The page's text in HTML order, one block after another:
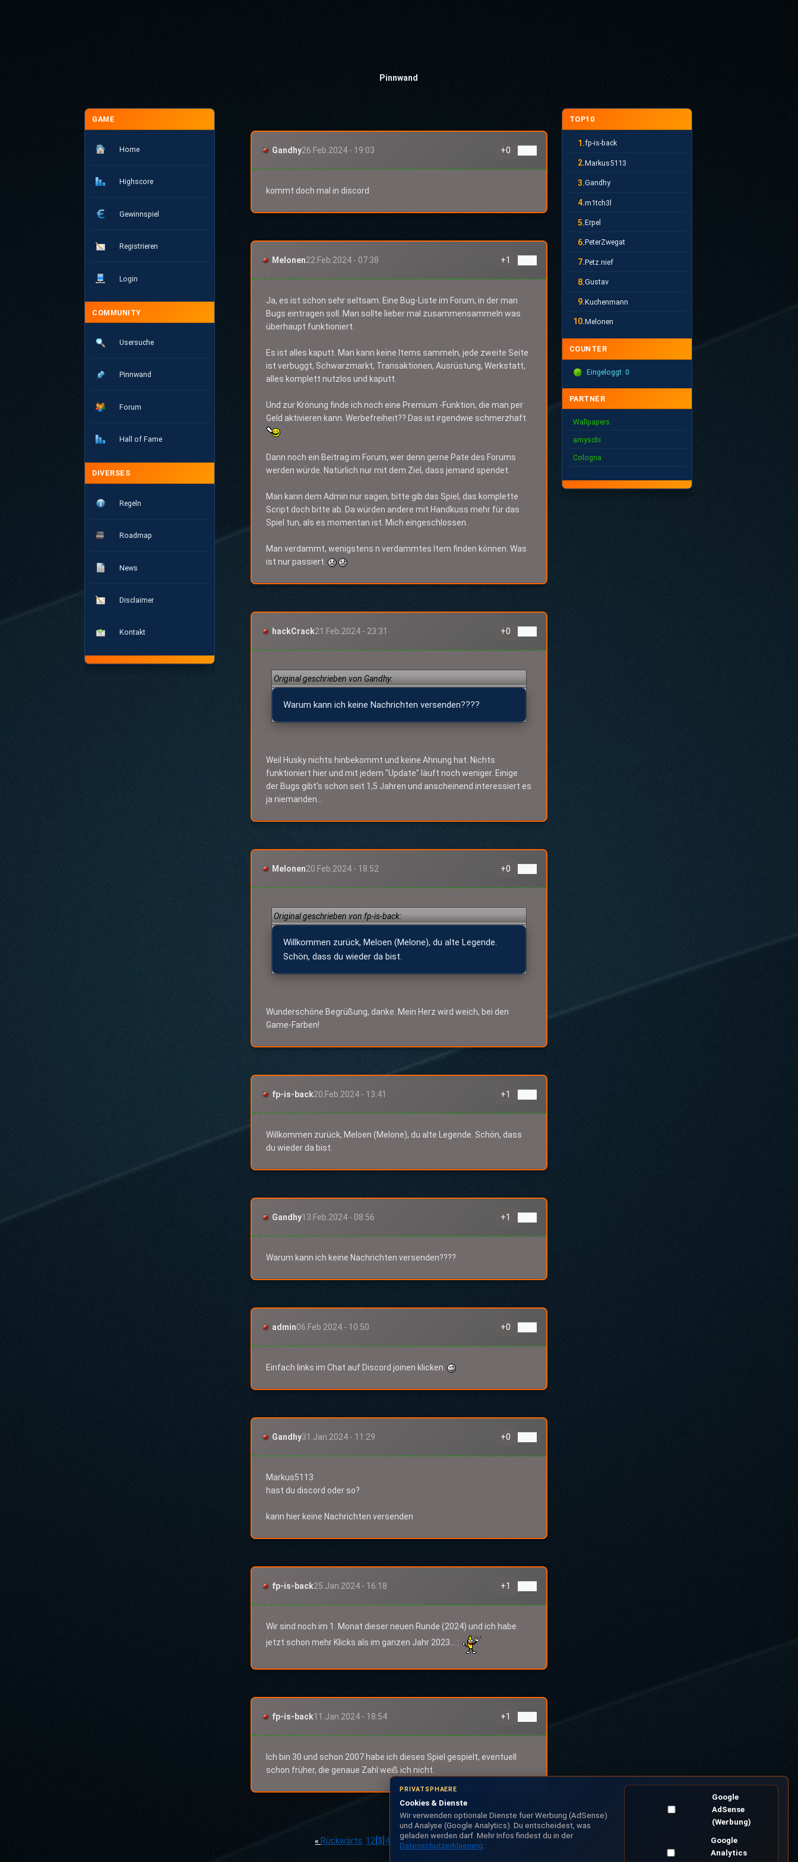
Pinnwand
GAME
Home
Highscore
Gewinnspiel
Registrieren
Login
COMMUNITY
Usersuche
Pinnwand
Forum
Hall of Fame
DIVERSES
Regeln
Roadmap
News
Disclaimer
Kontakt
Gandhy26.Feb.2024 - 19:03 +0
kommt doch mal in discord
Melonen22.Feb.2024 - 07:38 +1
Ja, es ist schon sehr seltsam. Eine Bug-Liste im Forum, in der man
Bugs eintragen soll. Man sollte lieber mal zusammensammeln was
überhaupt funktioniert.
Es ist alles kaputt. Man kann keine Items sammeln, jede zweite Seite
ist verbuggt, Schwarzmarkt, Transaktionen, Ausrüstung, Werkstatt,
alles komplett nutzlos und kaputt.
Und zur Krönung finde ich noch eine Premium -Funktion, die man per
Geld aktivieren kann. Werbefreiheit?? Das ist irgendwie schmerzhaft
Dann noch ein Beitrag im Forum, wer denn gerne Pate des Forums
werden würde. Natürlich nur mit dem Ziel, dass jemand spendet.
Man kann dem Admin nur sagen, bitte gib das Spiel, das komplette
Script doch bitte ab. Da würden andere mit Handkuss mehr für das
Spiel tun, als es momentan ist. Mich eingeschlossen.
Man verdammt, wenigstens n verdammtes Item finden können. Was
ist nur passiert.
hackCrack21.Feb.2024 - 23:31 +0
Original geschrieben von Gandhy:
Warum kann ich keine Nachrichten versenden????
Weil Husky nichts hinbekommt und keine Ahnung hat. Nichts
funktioniert hier und mit jedem "Update" läuft noch weniger. Einige
der Bugs gibt's schon seit 1,5 Jahren und anscheinend interessiert es
ja niemanden...
Melonen20.Feb.2024 - 18:52 +0
Original geschrieben von fp-is-back:
Willkommen zurück, Meloen (Melone), du alte Legende.
Schön, dass du wieder da bist.
Wunderschöne Begrüßung, danke. Mein Herz wird weich, bei den
Game-Farben!
fp-is-back20.Feb.2024 - 13:41 +1
Willkommen zurück, Meloen (Melone), du alte Legende. Schön, dass
du wieder da bist.
Gandhy13.Feb.2024 - 08:56 +1
Warum kann ich keine Nachrichten versenden????
admin06.Feb.2024 - 10:50 +0
Einfach links im Chat auf Discord joinen klicken.
Gandhy31.Jan.2024 - 11:29 +0
Markus5113
hast du discord oder so?
kann hier keine Nachrichten versenden
fp-is-back25.Jan.2024 - 16:18 +1
Wir sind noch im 1. Monat dieser neuen Runde (2024) und ich habe
jetzt schon mehr Klicks als im ganzen Jahr 2023... :
fp-is-back11.Jan.2024 - 18:54 +1
Ich bin 30 und schon 2007 habe ich dieses Spiel gespielt, eventuell
schon früher, die genaue Zahl weiß ich nicht.
« Rückwärts 1 2 [3] 4 134135136 Vorwärts»
TOP10
1.fp-is-back
2.Markus5113
3.Gandhy
4.m1tch3l
5.Erpel
6.PeterZwegat
7.Petz.nief
8.Gustav
9.Kuchenmann
10.Melonen
COUNTER
Eingeloggt: 0
PARTNER
Wallpapers
amyscbi
Cologna
PRIVATSPHAERE
Cookies & Dienste
Wir verwenden optionale Dienste fuer Werbung (AdSense)
und Analyse (Google Analytics). Du entscheidest, was
geladen werden darf. Mehr Infos findest du in der
Datenschutzerklaerung
Google
AdSense
(Werbung)
Google
Analytics